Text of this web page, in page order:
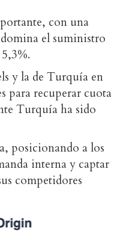
con una
el suministro
y la de Turquía en
para recuperar cuota
Turquía ha sido
posicionando a los
interna y captar
competidores